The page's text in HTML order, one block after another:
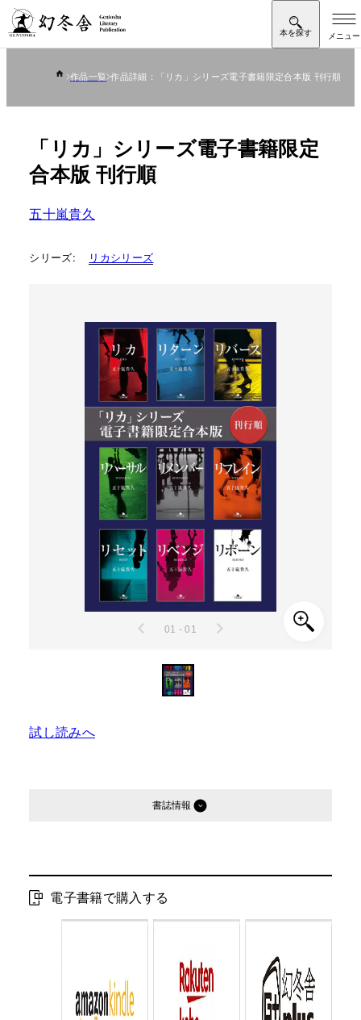
作品一覧 作品詳細：「リカ」シリーズ電子書籍限定合本版 刊行順
「リカ」シリーズ電子書籍限定
合本版 刊行順
五十嵐貴久
シリーズ: リカシリーズ
01 - 01
試し読みへ
書誌情報
電子書籍で購入する